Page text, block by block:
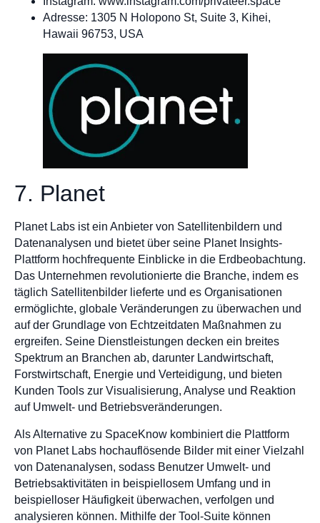
Adresse: 1305 N Holopono St, Suite 3, Kihei,
Hawaii 96753, USA
7. Planet
Planet Labs ist ein Anbieter von Satellitenbildern und
Datenanalysen und bietet über seine Planet Insights-
Plattform hochfrequente Einblicke in die Erdbeobachtung.
Das Unternehmen revolutionierte die Branche, indem es
täglich Satellitenbilder lieferte und es Organisationen
ermöglichte, globale Veränderungen zu überwachen und
auf der Grundlage von Echtzeitdaten Maßnahmen zu
ergreifen. Seine Dienstleistungen decken ein breites
Spektrum an Branchen ab, darunter Landwirtschaft,
Forstwirtschaft, Energie und Verteidigung, und bieten
Kunden Tools zur Visualisierung, Analyse und Reaktion
auf Umwelt- und Betriebsveränderungen.
Als Alternative zu SpaceKnow kombiniert die Plattform
von Planet Labs hochauflösende Bilder mit einer Vielzahl
von Datenanalysen, sodass Benutzer Umwelt- und
Betriebsaktivitäten in beispiellosem Umfang und in
beispielloser Häufigkeit überwachen, verfolgen und
analysieren können. Mithilfe der Tool-Suite können